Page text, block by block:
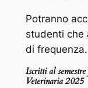
Potranno
studenti che
di frequenza.
Iscritti al
Veterinaria 2025